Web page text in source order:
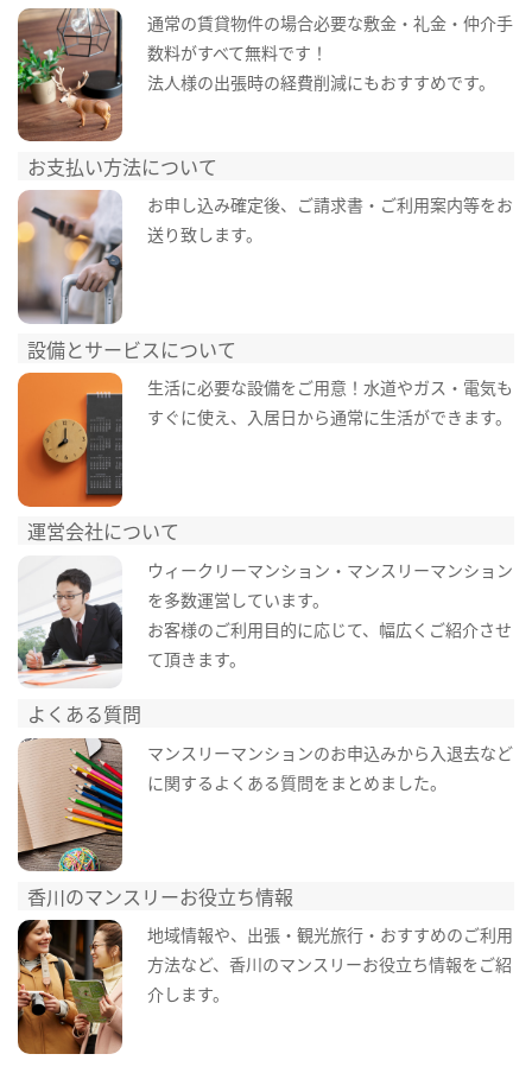
通常の賃貸物件の場合必要な敷金・礼金・仲介手
数料がすべて無料です！
法人様の出張時の経費削減にもおすすめです。
お支払い方法について
お申し込み確定後、ご請求書・ご利用案内等をお
送り致します。
設備とサービスについて
生活に必要な設備をご用意！水道やガス・電気も
すぐに使え、入居日から通常に生活ができます。
運営会社について
ウィークリーマンション・マンスリーマンション
を多数運営しています。
お客様のご利用目的に応じて、幅広くご紹介させ
て頂きます。
よくある質問
マンスリーマンションのお申込みから入退去など
に関するよくある質問をまとめました。
香川のマンスリーお役立ち情報
地域情報や、出張・観光旅行・おすすめのご利用
方法など、香川のマンスリーお役立ち情報をご紹
介します。